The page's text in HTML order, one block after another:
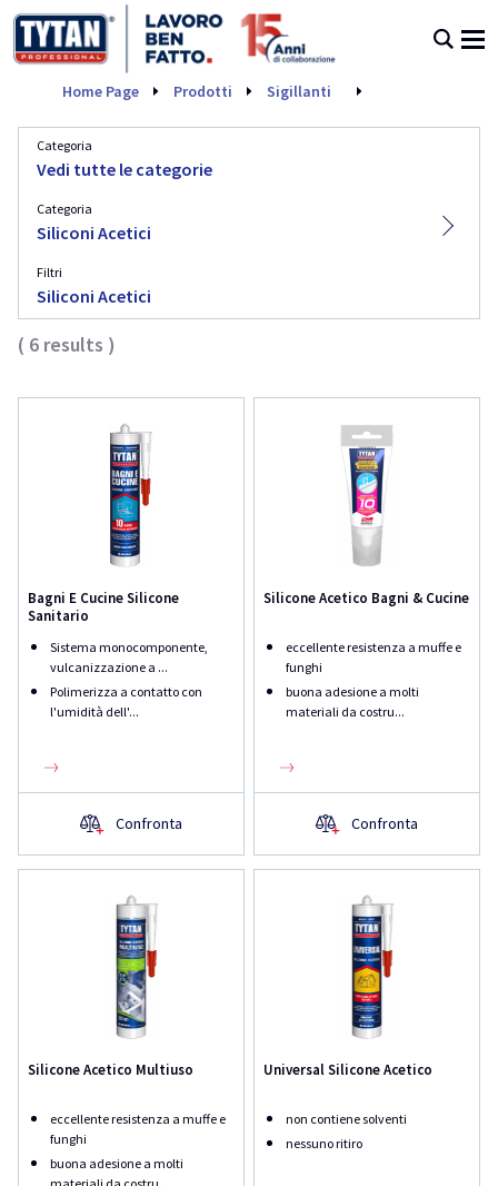
Home Page Prodotti Sigillanti
Categoria
Vedi tutte le categorie
Categoria
Siliconi Acetici
Filtri
Siliconi Acetici
( 6 results )
Bagni E Cucine Silicone
Sanitario
Sistema monocomponente,
vulcanizzazione a ...
Polimerizza a contatto con
l'umidità dell'...
Confronta
Silicone Acetico Bagni & Cucine
eccellente resistenza a muffe e
funghi
buona adesione a molti
materiali da costru...
Confronta
Silicone Acetico Multiuso
eccellente resistenza a muffe e
funghi
buona adesione a molti
Universal Silicone Acetico
non contiene solventi
nessuno ritiro